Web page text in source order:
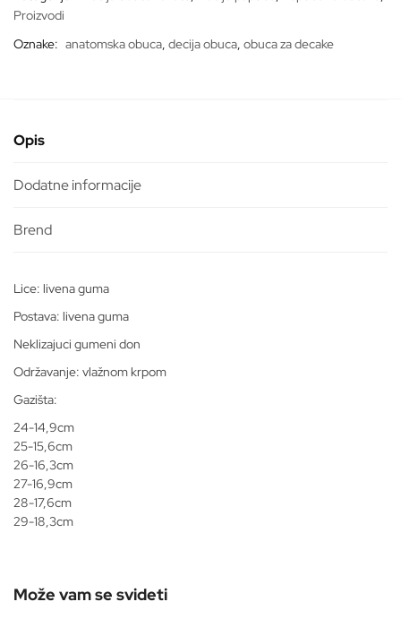
Proizvodi
Oznake: anatomska obuca, decija obuca, obuca za decake
Opis
Dodatne informacije
Lice: livena guma
Postava: livena guma
Neklizajuci gumeni don
Održavanje: vlažnom krpom
Gazišta:
24-14,9cm
25-15,6cm
26-16,3cm
27-16,9cm
28-17,6cm
29-18,3cm